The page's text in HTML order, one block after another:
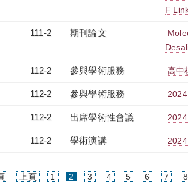
F
111-2 期刊論文
112-2 參與學術服務 高中
112-2 參與學術服務
112-2 出席學術性會議
112-2 學術演講
上頁 1 2 (current)
3 4 5 6 7 8